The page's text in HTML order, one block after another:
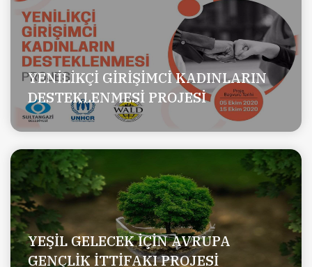
YENİLİKÇİ GİRİŞİMCİ KADINLARIN
DESTEKLENMESİ PROJESİ
YEŞİL GELECEK İÇİN AVRUPA
GENÇLİK İTTİFAKI PROJESİ